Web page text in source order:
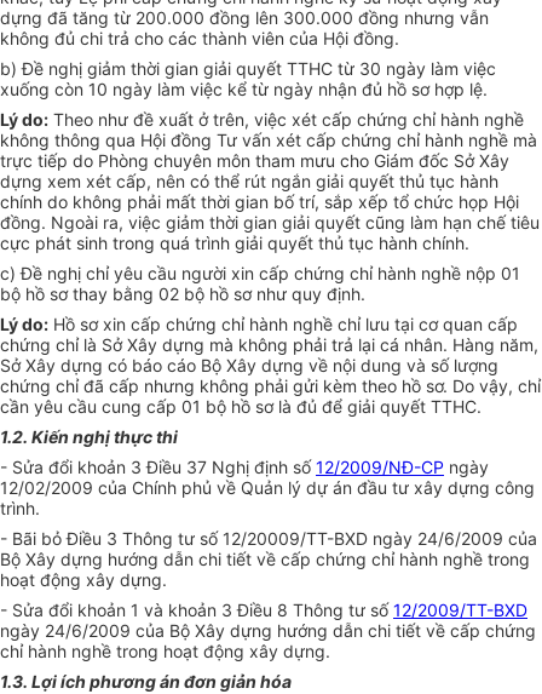
dựng đã tăng từ 200.000 đồng lên 300.000 đồng nhưng vẫn
không đủ chi trả cho các thành viên của Hội đồng.
b) Đề nghị giảm thời gian giải quyết TTHC từ 30 ngày làm việc
xuống còn 10 ngày làm việc kể từ ngày nhận đủ hồ sơ hợp lệ.
Lý do: Theo như đề xuất ở trên, việc xét cấp chứng chỉ hành nghề
không thông qua Hội đồng Tư vấn xét cấp chứng chỉ hành nghề mà
trực tiếp do Phòng chuyên môn tham mưu cho Giám đốc Sở Xây
dựng xem xét cấp, nên có thể rút ngắn giải quyết thủ tục hành
chính do không phải mất thời gian bố trí, sắp xếp tổ chức họp Hội
đồng. Ngoài ra, việc giảm thời gian giải quyết cũng làm hạn chế tiêu
cực phát sinh trong quá trình giải quyết thủ tục hành chính.
c) Đề nghị chỉ yêu cầu người xin cấp chứng chỉ hành nghề nộp 01
bộ hồ sơ thay bằng 02 bộ hồ sơ như quy định.
Lý do: Hồ sơ xin cấp chứng chỉ hành nghề chỉ lưu tại cơ quan cấp
chứng chỉ là Sở Xây dựng mà không phải trả lại cá nhân. Hàng năm,
Sở Xây dựng có báo cáo Bộ Xây dựng về nội dung và số lượng
chứng chỉ đã cấp nhưng không phải gửi kèm theo hồ sơ. Do vậy, chỉ
cần yêu cầu cung cấp 01 bộ hồ sơ là đủ để giải quyết TTHC.
1.2. Kiến nghị thực thi
- Sửa đổi khoản 3 Điều 37 Nghị định số12/2009/NĐ-CP ngày
12/02/2009 của Chính phủ về Quản lý dự án đầu tư xây dựng công
trình.
- Bãi bỏ Điều 3 Thông tư số 12/20009/TT-BXD ngày 24/6/2009 của
Bộ Xây dựng hướng dẫn chi tiết về cấp chứng chỉ hành nghề trong
hoạt động xây dựng.
- Sửa đổi khoản 1 và khoản 3 Điều 8 Thông tư số12/2009/TT-BXD
ngày 24/6/2009 của Bộ Xây dựng hướng dẫn chi tiết về cấp chứng
chỉ hành nghề trong hoạt động xây dựng.
1.3. Lợi ích phương án đơn giản hóa